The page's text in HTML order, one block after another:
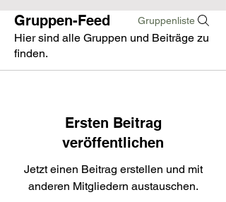
Gruppen-Feed Gruppenliste
Hier sind alle Gruppen und Beiträge zu
finden.
Ersten Beitrag
veröffentlichen
Jetzt einen Beitrag erstellen und mit
anderen Mitgliedern austauschen.